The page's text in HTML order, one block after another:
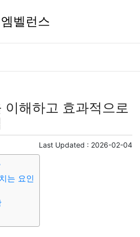
엠벨런스
이해하고 효과적으로
Last Updated : 2026-02-04
는 요인